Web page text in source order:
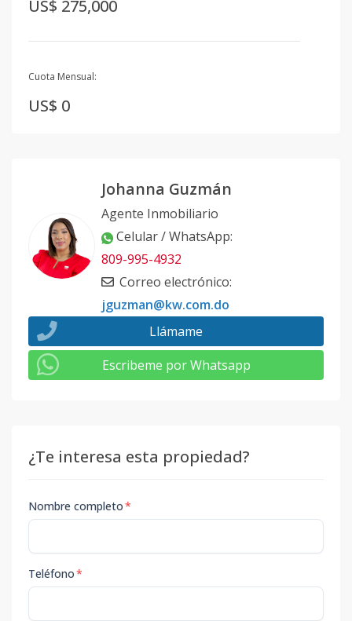
US$ 275,000
Cuota Mensual:
US$ 0
Johanna Guzmán
Agente Inmobiliario
Celular / WhatsApp:
809-995-4932
Correo electrónico:
jguzman@kw.com.do
Llámame
Escribeme por Whatsapp
¿Te interesa esta propiedad?
Nombre completo*
Teléfono*